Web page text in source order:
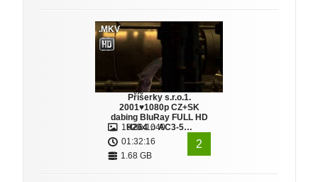
.MKV
Příšerky s.r.o.1.
2001♥1080p CZ+SK
dabing BluRay FULL HD
H264 ♫ AC3-5…
1920x1040
01:32:16
1.68 GB
2